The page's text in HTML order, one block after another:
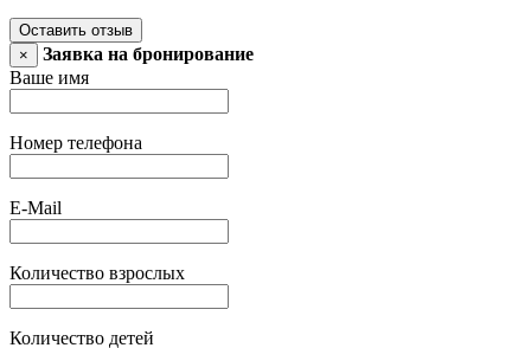
Оставить отзыв
×
Заявка на бронирование
Ваше имя
Номер телефона
E-Mail
Количество взрослых
Количество детей